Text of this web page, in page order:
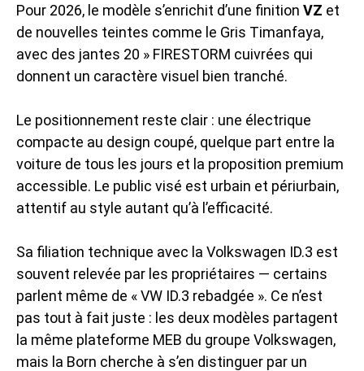
Pour 2026, le modèle s’enrichit d’une finition VZ et
de nouvelles teintes comme le Gris Timanfaya,
avec des jantes 20 » FIRESTORM cuivrées qui
donnent un caractère visuel bien tranché.
Le positionnement reste clair : une électrique
compacte au design coupé, quelque part entre la
voiture de tous les jours et la proposition premium
accessible. Le public visé est urbain et périurbain,
attentif au style autant qu’à l’efficacité.
Sa filiation technique avec la Volkswagen ID.3 est
souvent relevée par les propriétaires — certains
parlent même de « VW ID.3 rebadgée ». Ce n’est
pas tout à fait juste : les deux modèles partagent
la même plateforme MEB du groupe Volkswagen,
mais la Born cherche à s’en distinguer par un